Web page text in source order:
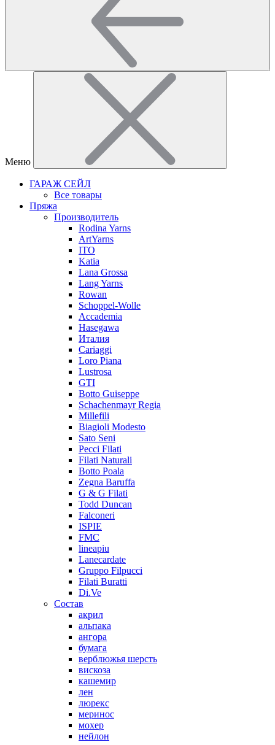
Меню
ГАРАЖ СЕЙЛ
Все товары
Пряжа
Производитель
Rodina Yarns
ArtYarns
ITO
Katia
Lana Grossa
Lang Yarns
Rowan
Schoppel-Wolle
Accademia
Hasegawa
Италия
Cariaggi
Loro Piana
Lustrosa
GTI
Botto Guiseppe
Schachenmayr Regia
Millefili
Biagioli Modesto
Sato Seni
Pecci Filati
Filati Naturali
Botto Poala
Zegna Baruffa
G & G Filati
Todd Duncan
Falconeri
ISPIE
FMC
lineapiu
Lanecardate
Gruppo Filpucci
Filati Buratti
Di.Ve
Состав
акрил
альпака
ангора
бумага
верблюжья шерсть
вискоза
кашемир
лен
люрекс
меринос
мохер
нейлон